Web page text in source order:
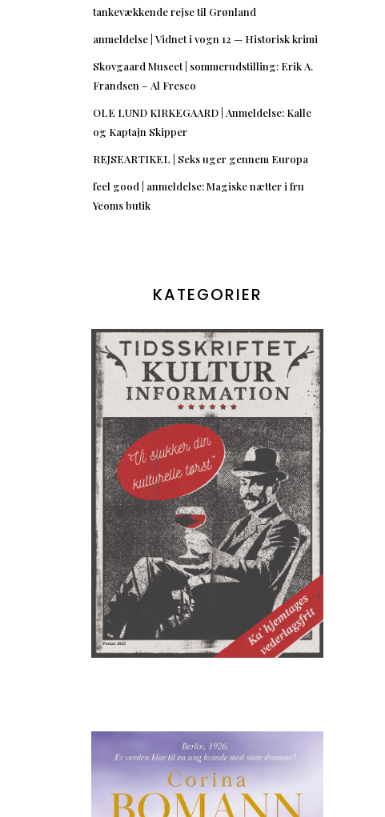
tankevækkende rejse til Grønland
anmeldelse | Vidnet i vogn 12 — Historisk krimi
Skovgaard Museet | sommerudstilling: Erik A.
Frandsen – Al Fresco
OLE LUND KIRKEGAARD | Anmeldelse: Kalle
og Kaptajn Skipper
REJSEARTIKEL | Seks uger gennem Europa
feel good | anmeldelse: Magiske nætter i fru
Yeoms butik
KATEGORIER